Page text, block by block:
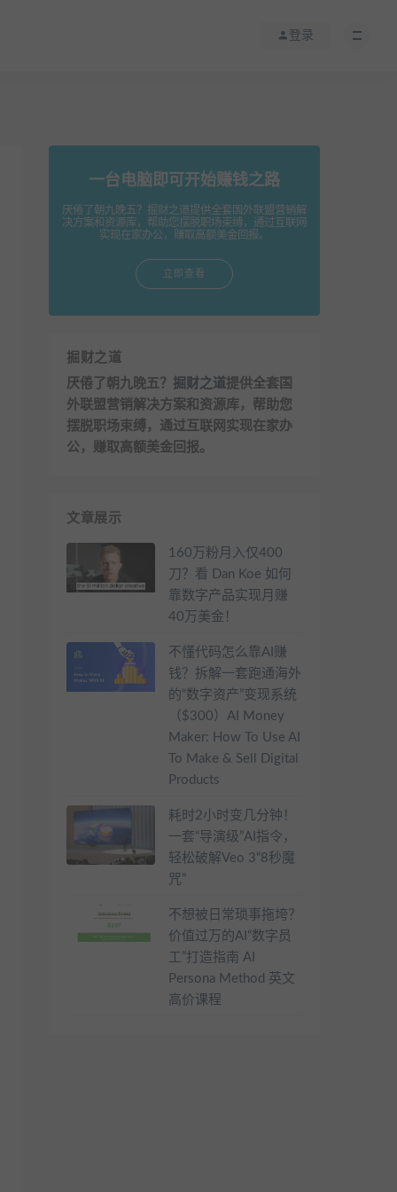
登录
一台电脑即可开始赚钱之路
厌倦了朝九晚五？掘财之道提供全套国外联盟营销解
决方案和资源库，帮助您摆脱职场束缚，通过互联网
实现在家办公，赚取高额美金回报。
立即查看
掘财之道
厌倦了朝九晚五？ 掘财之道提供全套国
外联盟营销解决方案和资源库，帮助您
摆脱职场束缚，通过互联网实现在家办
公，赚取高额美金回报。
文章展示
160万粉月入仅400
刀？看 Dan Koe 如何
靠数字产品实现月赚
40万美金！
不懂代码怎么靠AI赚
钱？拆解一套跑通海外
的“数字资产”变现系统
（$300）AI Money
Maker: How To Use AI
To Make & Sell Digital
Products
耗时2小时变几分钟！
一套“导演级”AI指令，
轻松破解Veo 3“8秒魔
咒”
不想被日常琐事拖垮？
价值过万的AI“数字员
工”打造指南 AI
Persona Method 英文
高价课程